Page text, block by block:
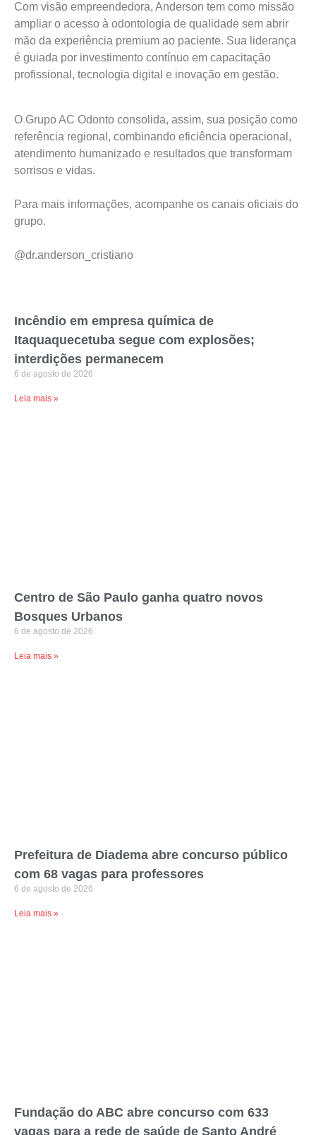
Com visão empreendedora, Anderson tem como missão
ampliar o acesso à odontologia de qualidade sem abrir
mão da experiência premium ao paciente. Sua liderança
é guiada por investimento contínuo em capacitação
profissional, tecnologia digital e inovação em gestão.
O Grupo AC Odonto consolida, assim, sua posição como
referência regional, combinando eficiência operacional,
atendimento humanizado e resultados que transformam
sorrisos e vidas.
Para mais informações, acompanhe os canais oficiais do
grupo.
@dr.anderson_cristiano
Incêndio em empresa química de
Itaquaquecetuba segue com explosões;
interdições permanecem
6 de agosto de 2026
Leia mais »
Centro de São Paulo ganha quatro novos
Bosques Urbanos
6 de agosto de 2026
Leia mais »
Prefeitura de Diadema abre concurso público
com 68 vagas para professores
6 de agosto de 2026
Leia mais »
Fundação do ABC abre concurso com 633
vagas para a rede de saúde de Santo André